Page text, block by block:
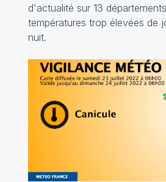
d'actualité sur 13
températures trop élevées de
nuit.